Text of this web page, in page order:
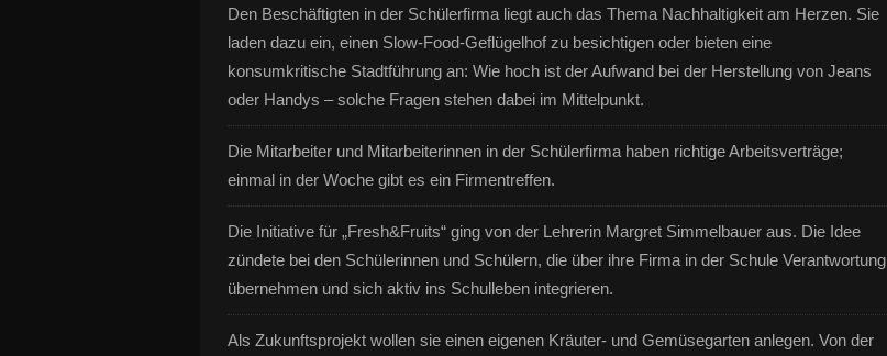
Den Beschäftigten in der Schülerfirma liegt auch das Thema Nachhaltigkeit am Herzen. Sie
laden dazu ein, einen Slow-Food-Geflügelhof zu besichtigen oder bieten eine
konsumkritische Stadtführung an: Wie hoch ist der Aufwand bei der Herstellung von Jeans
oder Handys – solche Fragen stehen dabei im Mittelpunkt.
Die Mitarbeiter und Mitarbeiterinnen in der Schülerfirma haben richtige Arbeitsverträge;
einmal in der Woche gibt es ein Firmentreffen.
Die Initiative für „Fresh&Fruits“ ging von der Lehrerin Margret Simmelbauer aus. Die Idee
zündete bei den Schülerinnen und Schülern, die über ihre Firma in der Schule Verantwortung
übernehmen und sich aktiv ins Schulleben integrieren.
Als Zukunftsprojekt wollen sie einen eigenen Kräuter- und Gemüsegarten anlegen. Von der